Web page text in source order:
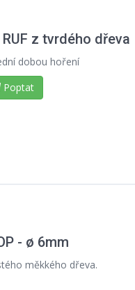
z tvrdého dřeva
dobou hoření
Poptat
- ø 6mm
měkkého dřeva.